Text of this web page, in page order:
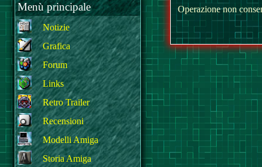
Menù principale
Notizie
Grafica
Forum
Links
Retro Trailer
Recensioni
Modelli Amiga
Storia Amiga
Operazione non